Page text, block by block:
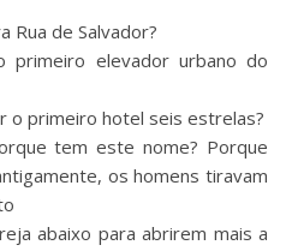
Rua de Salvador?
primeiro elevador urbano do
o primeiro hotel seis estrelas?
tem este nome? Porque
os homens tiravam
abaixo para abrirem mais a